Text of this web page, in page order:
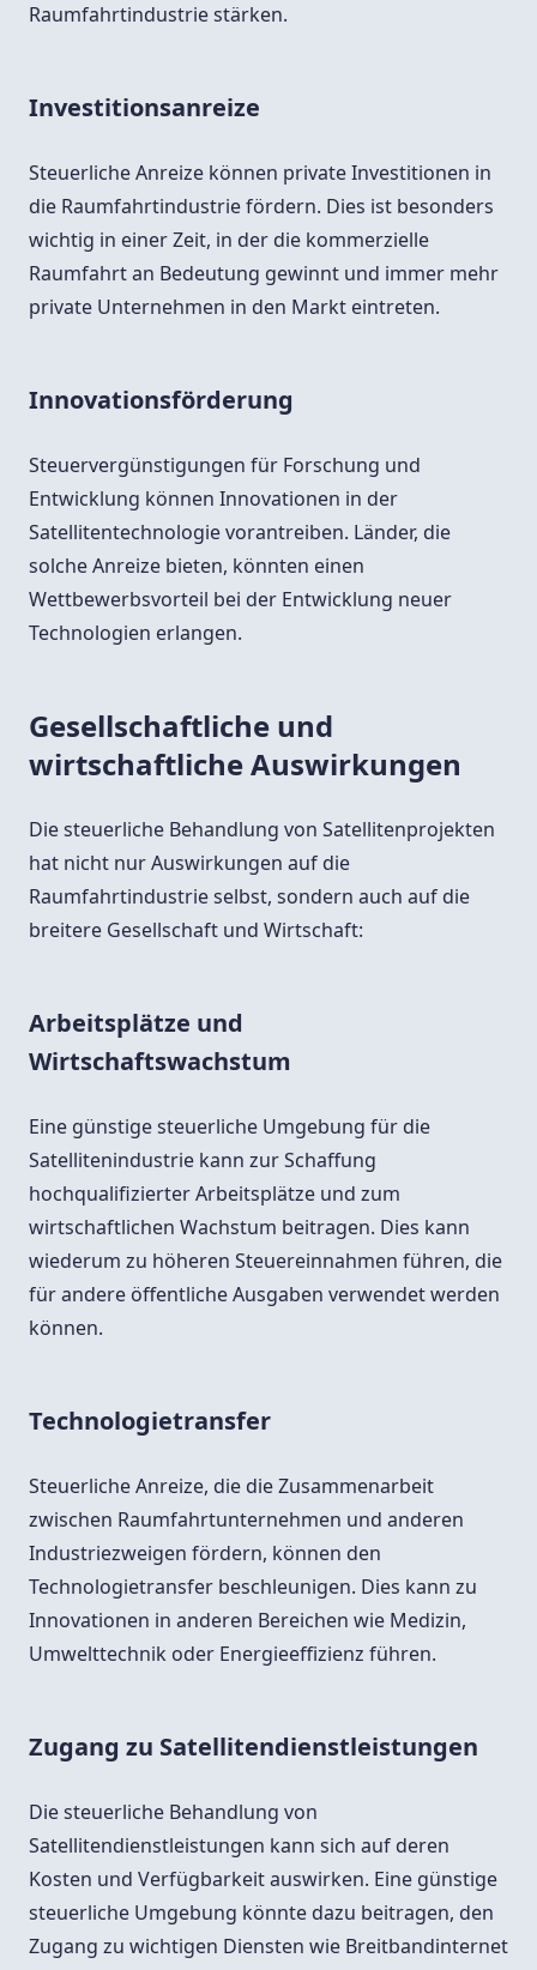
Raumfahrtindustrie stärken.
Investitionsanreize
Steuerliche Anreize können private Investitionen in
die Raumfahrtindustrie fördern. Dies ist besonders
wichtig in einer Zeit, in der die kommerzielle
Raumfahrt an Bedeutung gewinnt und immer mehr
private Unternehmen in den Markt eintreten.
Innovationsförderung
Steuervergünstigungen für Forschung und
Entwicklung können Innovationen in der
Satellitentechnologie vorantreiben. Länder, die
solche Anreize bieten, könnten einen
Wettbewerbsvorteil bei der Entwicklung neuer
Technologien erlangen.
Gesellschaftliche und
wirtschaftliche Auswirkungen
Die steuerliche Behandlung von Satellitenprojekten
hat nicht nur Auswirkungen auf die
Raumfahrtindustrie selbst, sondern auch auf die
breitere Gesellschaft und Wirtschaft:
Arbeitsplätze und
Wirtschaftswachstum
Eine günstige steuerliche Umgebung für die
Satellitenindustrie kann zur Schaffung
hochqualifizierter Arbeitsplätze und zum
wirtschaftlichen Wachstum beitragen. Dies kann
wiederum zu höheren Steuereinnahmen führen, die
für andere öffentliche Ausgaben verwendet werden
können.
Technologietransfer
Steuerliche Anreize, die die Zusammenarbeit
zwischen Raumfahrtunternehmen und anderen
Industriezweigen fördern, können den
Technologietransfer beschleunigen. Dies kann zu
Innovationen in anderen Bereichen wie Medizin,
Umwelttechnik oder Energieeffizienz führen.
Zugang zu Satellitendienstleistungen
Die steuerliche Behandlung von
Satellitendienstleistungen kann sich auf deren
Kosten und Verfügbarkeit auswirken. Eine günstige
steuerliche Umgebung könnte dazu beitragen, den
Zugang zu wichtigen Diensten wie Breitbandinternet